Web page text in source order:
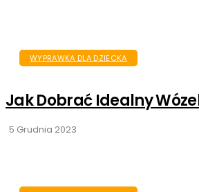
WYPRAWKA DLA DZIECKA
Jak Dobrać Idealny
5 Grudnia 2023